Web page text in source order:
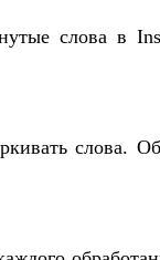
слова в